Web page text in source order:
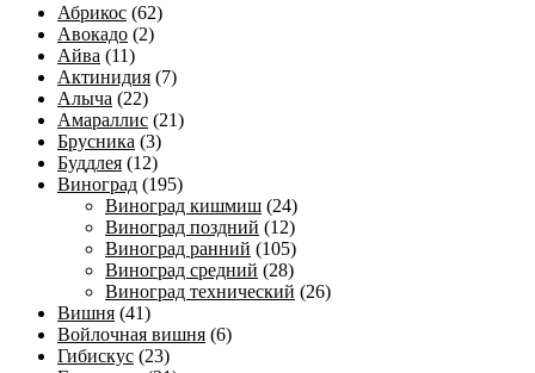
Абрикос (62)
Авокадо (2)
Айва (11)
Актинидия (7)
Алыча (22)
Амараллис (21)
Брусника (3)
Буддлея (12)
Виноград (195)
Виноград кишмиш (24)
Виноград поздний (12)
Виноград ранний (105)
Виноград средний (28)
Виноград технический (26)
Вишня (41)
Войлочная вишня (6)
Гибискус (23)